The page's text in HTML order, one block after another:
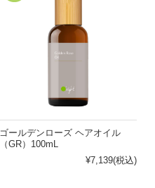
ゴールデンローズ ヘアオイル
（GR）100mL
¥7,139(税込)